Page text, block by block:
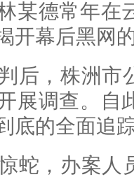
某德常年在
开幕后黑网
后，株洲市
展调查。自
底的全面追
蛇，办案人